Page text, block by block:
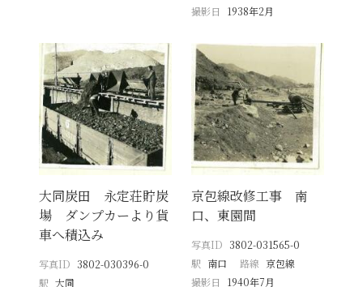
撮影日
1938年2月
大同炭田 永定荘貯炭
場 ダンプカーより貨
車へ積込み
写真ID 3802-030396-0
駅 大同
京包線改修工事 南
口、東園間
写真ID 3802-031565-0
駅 南口 路線 京包線
撮影日
1940年7月